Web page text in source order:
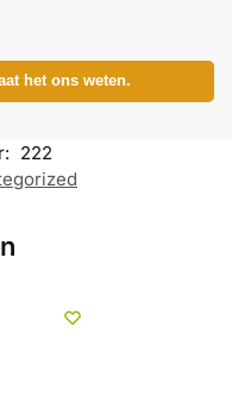
het ons weten.
222